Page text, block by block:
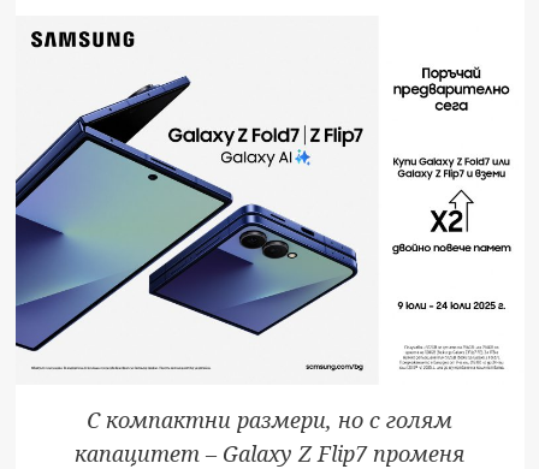
С компактни размери, но с голям
капацитет – Galaxy Z Flip7 променя